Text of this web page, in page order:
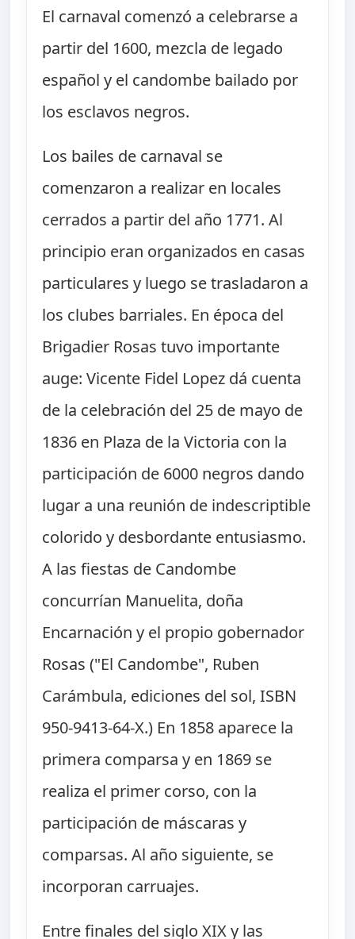
El carnaval comenzó a celebrarse a
partir del 1600, mezcla de legado
español y el candombe bailado por
los esclavos negros.
Los bailes de carnaval se
comenzaron a realizar en locales
cerrados a partir del año 1771. Al
principio eran organizados en casas
particulares y luego se trasladaron a
los clubes barriales. En época del
Brigadier Rosas tuvo importante
auge: Vicente Fidel Lopez dá cuenta
de la celebración del 25 de mayo de
1836 en Plaza de la Victoria con la
participación de 6000 negros dando
lugar a una reunión de indescriptible
colorido y desbordante entusiasmo.
A las fiestas de Candombe
concurrían Manuelita, doña
Encarnación y el propio gobernador
Rosas ("El Candombe", Ruben
Carámbula, ediciones del sol, ISBN
950-9413-64-X.) En 1858 aparece la
primera comparsa y en 1869 se
realiza el primer corso, con la
participación de máscaras y
comparsas. Al año siguiente, se
incorporan carruajes.
Entre finales del siglo XIX y las